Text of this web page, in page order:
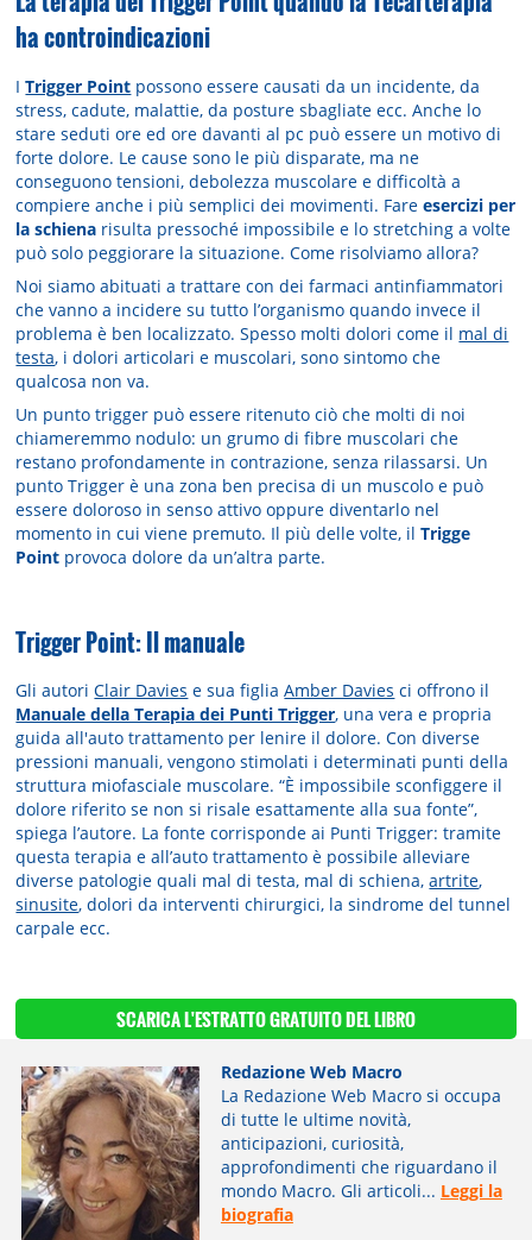
ha controindicazioni
ITrigger Point possono essere causati da un incidente, da
stress, cadute, malattie, da posture sbagliate ecc. Anche lo
stare seduti ore ed ore davanti al pc può essere un motivo di
forte dolore. Le cause sono le più disparate, ma ne
conseguono tensioni, debolezza muscolare e difficoltà a
compiere anche i più semplici dei movimenti. Fareesercizi per
la schiena risulta pressoché impossibile e lo stretching a volte
può solo peggiorare la situazione. Come risolviamo allora?
Noi siamo abituati a trattare con dei farmaci antinfiammatori
che vanno a incidere su tutto l’organismo quando invece il
problema è ben localizzato. Spesso molti dolori come il mal di
testa, i dolori articolari e muscolari, sono sintomo che
qualcosa non va.
Un punto trigger può essere ritenuto ciò che molti di noi
chiameremmo nodulo: un grumo di fibre muscolari che
restano profondamente in contrazione, senza rilassarsi. Un
punto Trigger è una zona ben precisa di un muscolo e può
essere doloroso in senso attivo oppure diventarlo nel
momento in cui viene premuto. Il più delle volte, ilTrigge
Point provoca dolore da un’altra parte.
Trigger Point: Il manuale
Gli autoriClair Davies e sua figliaAmber Davies ci offrono il
Manuale della Terapia dei Punti Trigger, una vera e propria
guida all'auto trattamento per lenire il dolore. Con diverse
pressioni manuali, vengono stimolati i determinati punti della
struttura miofasciale muscolare. “È impossibile sconfiggere il
dolore riferito se non si risale esattamente alla sua fonte”,
spiega l’autore. La fonte corrisponde ai Punti Trigger: tramite
questa terapia e all’auto trattamento è possibile alleviare
diverse patologie quali mal di testa, mal di schiena,artrite,
sinusite, dolori da interventi chirurgici, la sindrome del tunnel
carpale ecc.
SCARICA L'ESTRATTO GRATUITO DEL LIBRO
Redazione Web Macro
La Redazione Web Macro si occupa
di tutte le ultime novità,
anticipazioni, curiosità,
approfondimenti che riguardano il
mondo Macro. Gli articoli... Leggi la
biografia